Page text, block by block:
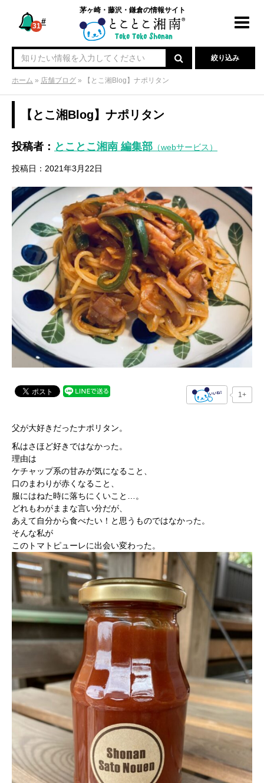
#
31
茅ヶ崎・藤沢・鎌倉の情報サイト
絞り込み
ホーム » 店舗ブログ » 【とこ湘Blog】ナポリタン
【とこ湘Blog】ナポリタン
投稿者： とことこ湘南 編集部 （webサービス）
投稿日：2021年3月22日
1+
父が大好きだったナポリタン。
私はさほど好きではなかった。
理由は
ケチャップ系の甘みが気になること、
口のまわりが赤くなること、
服にはねた時に落ちにくいこと…。
どれもわがままな言い分だが、
あえて自分から食べたい！と思うものではなかった。
そんな私が
このトマトピューレに出会い変わった。